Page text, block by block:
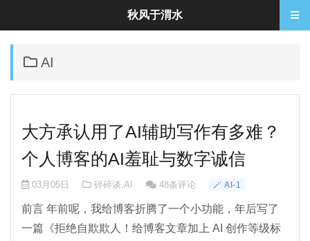
AI
大方承认用了AI辅助写作有多难？
个人博客的AI羞耻与数字诚信
03月05日 碎碎谈,AI 48条评论 🪄 AI-1
前言 年前呢，我给博客折腾了一个小功能，年后写了
一篇《拒绝自欺欺人！给博客文章加上 AI 创作等级标
秋风于渭水